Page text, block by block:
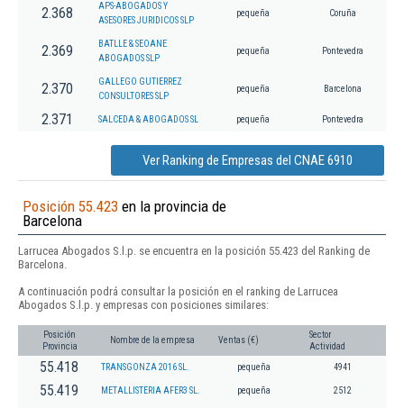
2.368
APS-ABOGADOS Y
ASESORES JURIDICOS SLP
pequeña Coruña
2.369
BATLLE & SEOANE
ABOGADOS SLP
pequeña Pontevedra
2.370
GALLEGO GUTIERREZ
CONSULTORES SLP
pequeña Barcelona
2.371 SALCEDA & ABOGADOS SL pequeña Pontevedra
Ver Ranking de Empresas del CNAE 6910
Posición 55.423 en la provincia de
Barcelona
Larrucea Abogados S.l.p. se encuentra en la posición 55.423 del Ranking de
Barcelona.
A continuación podrá consultar la posición en el ranking de Larrucea
Abogados S.l.p. y empresas con posiciones similares:
Posición
Provincia
Nombre de la empresa Ventas (€)
Sector
Actividad
55.418 TRANSGONZA 2016 SL. pequeña 4941
55.419 METALLISTERIA AFER3 SL. pequeña 2512